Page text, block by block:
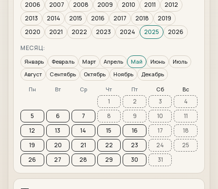
2006
2007 2008 2009 2010 2011
2012
2013
2014 2015 2016 2017 2018
2019
2020
2021 2022 2023 2024 2025
2026
МЕСЯЦ:
Январь Февраль Март Апрель Май Июнь
Июль
Август
Сентябрь Октябрь Ноябрь Декабрь
Пн Вт Ср Чт Пт Сб Вс
1 2 3
4
5
6 7 8 9 10
11
12
13 14 15 16 17
18
19
20 21 22 23 24
25
26
27 28 29 30 31